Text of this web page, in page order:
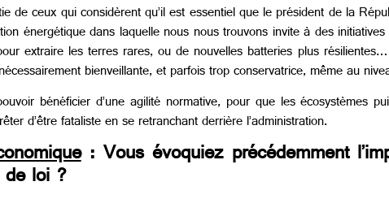
de ceux qui considèrent qu’il est essentiel que le président de la
énergétique dans laquelle nous nous trouvons invite à des
extraire les terres rares, ou de nouvelles batteries plus
bienveillante, et parfois trop conservatrice, même au
bénéficier d’une agilité normative, pour que les
d’être fataliste en se retranchant derrière l’administration.
: Vous évoquiez précédemment
loi ?